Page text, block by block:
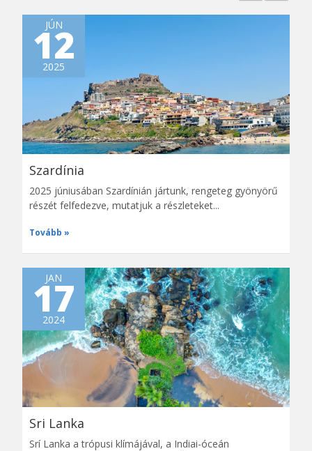
JÚN
12
2025
Szardínia
2025 júniusában Szardínián jártunk, rengeteg gyönyörű
részét felfedezve, mutatjuk a részleteket...
Tovább
JAN
17
2024
Sri Lanka
Srí Lanka a trópusi klímájával, a Indiai-óceán